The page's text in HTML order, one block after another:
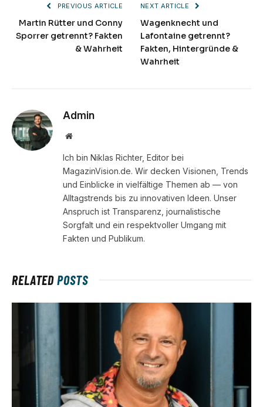
PREVIOUS ARTICLE
Martin Rütter und Conny
Sporrer getrennt? Fakten
& Wahrheit
NEXT ARTICLE
Wagenknecht und
Lafontaine getrennt?
Fakten, Hintergründe &
Wahrheit
Admin
Website
Ich bin Niklas Richter, Editor bei
MagazinVision.de. Wir decken Visionen, Trends
und Einblicke in vielfältige Themen ab — von
Alltagstrends bis zu innovativen Ideen. Unser
Anspruch ist Transparenz, journalistische
Sorgfalt und ein respektvoller Umgang mit
Fakten und Publikum.
RELATEDPOSTS